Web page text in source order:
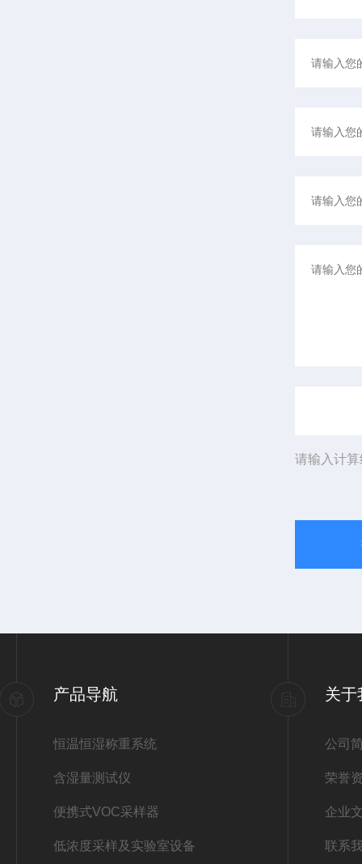
请输入计
产品导航
恒温恒湿称重系统
含湿量测试仪
便携式VOC采样器
低浓度采样及实验室设备
关于
公司
荣誉
企业
联系